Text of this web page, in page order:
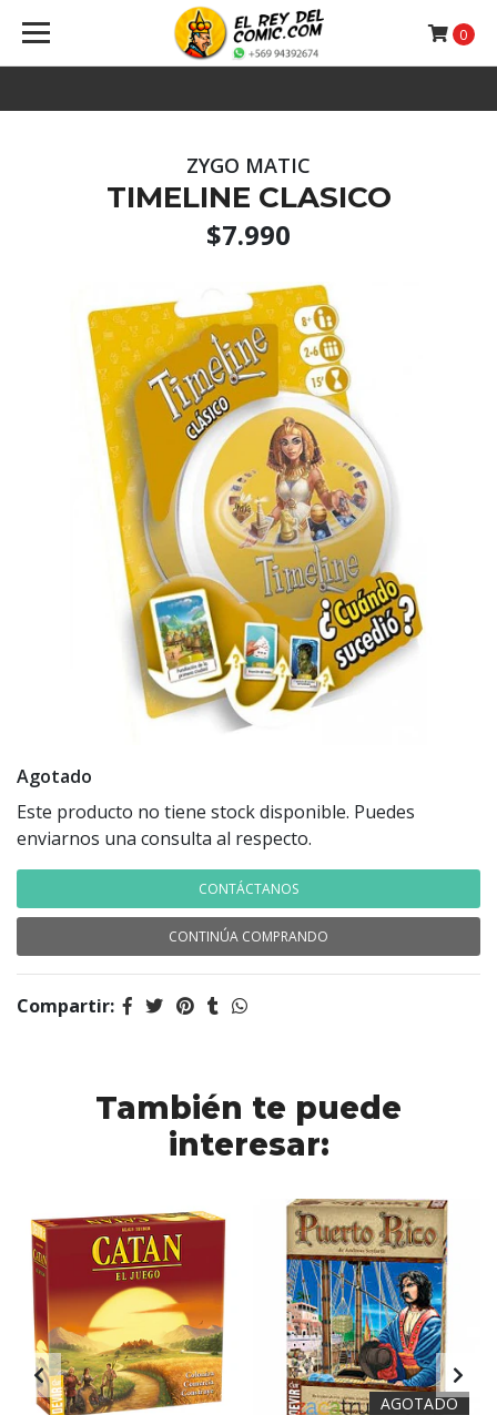
0
ZYGO MATIC
TIMELINE CLASICO
$7.990
Agotado
Este producto no tiene stock disponible. Puedes
enviarnos una consulta al respecto.
CONTÁCTANOS
CONTINÚA COMPRANDO
Compartir:
También te puede
interesar:
AGOTADO